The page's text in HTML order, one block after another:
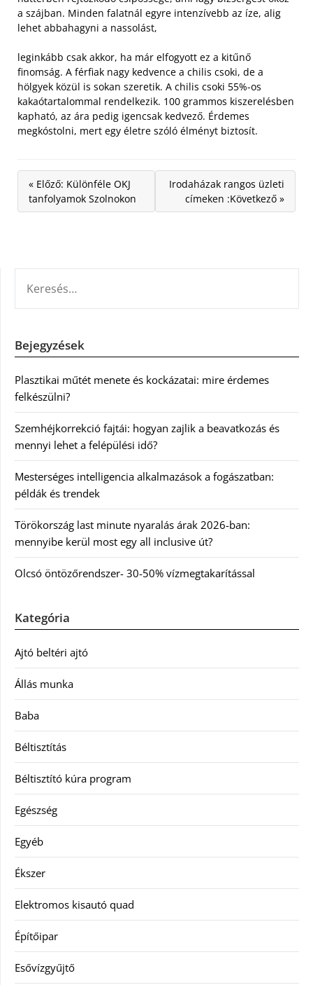
a szájban. Minden falatnál egyre intenzívebb az íze, alig
lehet abbahagyni a nassolást,
leginkább csak akkor, ha már elfogyott ez a kitűnő
finomság. A férfiak nagy kedvence a chilis csoki, de a
hölgyek közül is sokan szeretik. A chilis csoki 55%-os
kakaótartalommal rendelkezik. 100 grammos kiszerelésben
kapható, az ára pedig igencsak kedvező. Érdemes
megkóstolni, mert egy életre szóló élményt biztosít.
« Előző: Különféle OKJ
tanfolyamok Szolnokon
Irodaházak rangos üzleti
címeken :Következő »
Bejegyzések
Plasztikai műtét menete és kockázatai: mire érdemes
felkészülni?
Szemhéjkorrekció fajtái: hogyan zajlik a beavatkozás és
mennyi lehet a felépülési idő?
Mesterséges intelligencia alkalmazások a fogászatban:
példák és trendek
Törökország last minute nyaralás árak 2026-ban:
mennyibe kerül most egy all inclusive út?
Olcsó öntözőrendszer- 30-50% vízmegtakarítással
Kategória
Ajtó beltéri ajtó
Állás munka
Baba
Béltisztítás
Béltisztító kúra program
Egészség
Egyéb
Ékszer
Elektromos kisautó quad
Építőipar
Esővízgyűjtő